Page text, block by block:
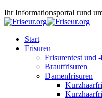
Ihr Informationsportal rund
Start
Frisuren
Frisurentest und
Brautfrisuren
Damenfrisuren